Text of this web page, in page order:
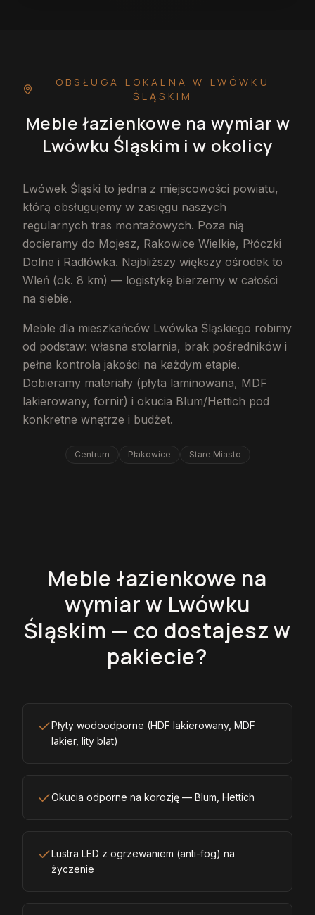
OBSŁUGA LOKALNAW LWÓWKU
ŚLĄSKIM
Meble łazienkowe na wymiar w
Lwówku Śląskim i w okolicy
Lwówek Śląski to jedna z miejscowości powiatu,
którą obsługujemy w zasięgu naszych
regularnych tras montażowych. Poza nią
docieramy do Mojesz, Rakowice Wielkie, Płóczki
Dolne i Radłówka. Najbliższy większy ośrodek to
Wleń (ok. 8 km) — logistykę bierzemy w całości
na siebie.
Meble dla mieszkańców Lwówka Śląskiego robimy
od podstaw: własna stolarnia, brak pośredników i
pełna kontrola jakości na każdym etapie.
Dobieramy materiały (płyta laminowana, MDF
lakierowany, fornir) i okucia Blum/Hettich pod
konkretne wnętrze i budżet.
Centrum Płakowice Stare Miasto
Meble łazienkowe na
wymiar w Lwówku
Śląskim — co dostajesz w
pakiecie?
Płyty wodoodporne (HDF lakierowany, MDF
lakier, lity blat)
Okucia odporne na korozję — Blum, Hettich
Lustra LED z ogrzewaniem (anti-fog) na
życzenie